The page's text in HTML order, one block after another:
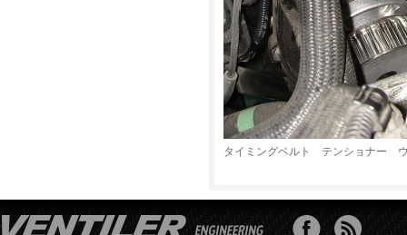
タイミングベルト テンショナー